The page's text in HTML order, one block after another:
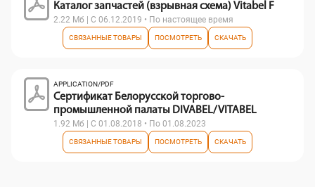
Каталог запчастей (взрывная схема) Vitabel F
2.22 Мб | С 06.12.2019 • По настоящее время
СВЯЗАННЫЕ ТОВАРЫ ПОСМОТРЕТЬ СКАЧАТЬ
APPLICATION/PDF
Сертификат Белорусской торгово-
промышленной палаты DIVABEL/ VITABEL
1.92 Мб | С 01.08.2018 • По 01.08.2023
СВЯЗАННЫЕ ТОВАРЫ ПОСМОТРЕТЬ СКАЧАТЬ